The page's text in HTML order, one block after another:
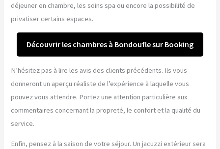
déjeuner en chambre, les soins spa ou encore la possibilité de
privatiser certains espaces.
Découvrir les chambres à Bondoufle sur Booking
N’hésitez pas à lire les avis des clients précédents. Ils vous
donneront un aperçu réaliste de l’expérience à laquelle vous
pouvez vous attendre. Portez une attention particulière aux
commentaires concernant la propreté, le confort et la qualité du
service.
Enfin, pensez à la saison de votre séjour. Un jacuzzi extérieur sera